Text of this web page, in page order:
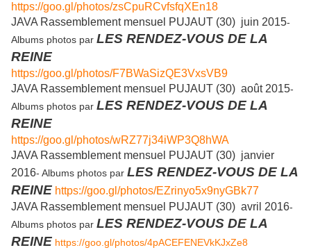
https://goo.gl/photos/zsCpuRCvfsfqXEn18
JAVA Rassemblement mensuel PUJAUT (30) juin 2015-
Albums photos par LES RENDEZ-VOUS DE LA
REINE
https://goo.gl/photos/F7BWaSizQE3VxsVB9
JAVA Rassemblement mensuel PUJAUT (30) août 2015-
Albums photos par LES RENDEZ-VOUS DE LA
REINE
https://goo.gl/photos/wRZ77j34iWP3Q8hWA
JAVA Rassemblement mensuel PUJAUT (30) janvier
2016- Albums photos par LES RENDEZ-VOUS DE LA
REINE https://goo.gl/photos/EZrinyo5x9nyGBk77
JAVA Rassemblement mensuel PUJAUT (30) avril 2016-
Albums photos par LES RENDEZ-VOUS DE LA
REINE https://goo.gl/photos/4pACEFENEVkKJxZe8